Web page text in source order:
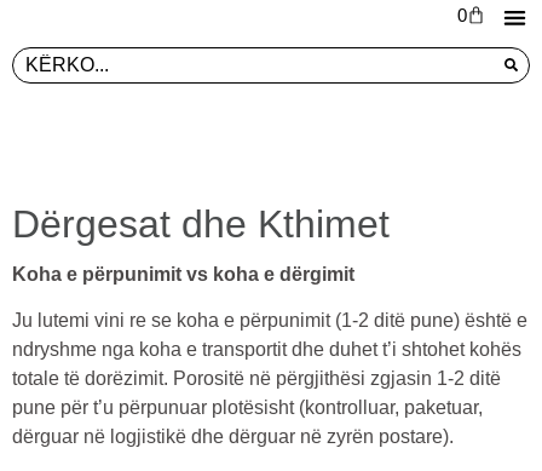
0
Dërgesat dhe Kthimet
Koha e përpunimit vs koha e dërgimit
Ju lutemi vini re se koha e përpunimit (1-2 ditë pune) është e
ndryshme nga koha e transportit dhe duhet t’i shtohet kohës
totale të dorëzimit. Porositë në përgjithësi zgjasin 1-2 ditë
pune për t’u përpunuar plotësisht (kontrolluar, paketuar,
dërguar në logjistikë dhe dërguar në zyrën postare).